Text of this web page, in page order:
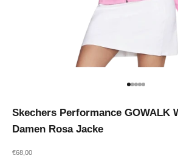
Gehe zu Element
Gehe zu
Gehe zu
Gehe zu
Gehe zu
Skechers Performance GOWALK
Damen Rosa Jacke
Angebot
€68,00